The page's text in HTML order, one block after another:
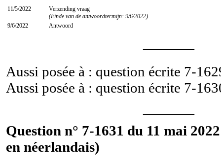
11/5/2022
Verzending vraag
(Einde van de antwoordtermijn: 9/6/2022)
9/6/2022
Antwoord
Aussi posée à : question écrite 7-
Aussi posée à : question écrite 7-
Question n° 7-1631 du 11 mai
en néerlandais)